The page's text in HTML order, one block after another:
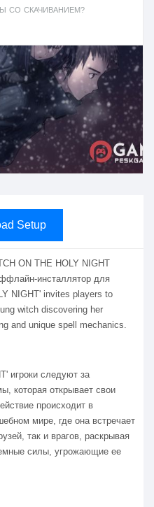
Setup
ON THE HOLY NIGHT
инсталлятор для
NIGHT' invites players to
witch discovering her
and unique spell mechanics.
игроки следуют за
которая открывает свои
происходит в
мире, где она встречает
так и врагов, раскрывая
силы, угрожающие ее
СО СКАЧИВАНИЕМ?